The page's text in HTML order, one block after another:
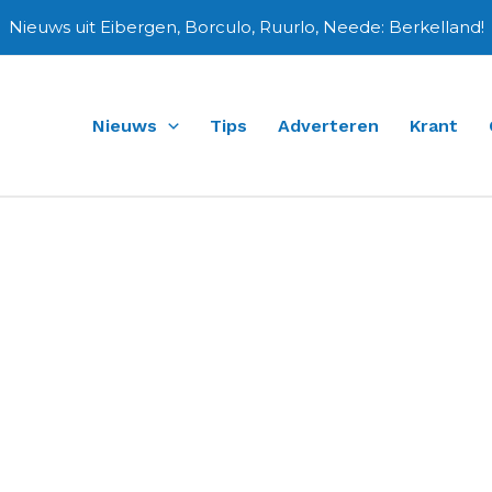
Nieuws uit Eibergen, Borculo, Ruurlo, Neede: Berkelland!
Nieuws Tips Adverteren Krant